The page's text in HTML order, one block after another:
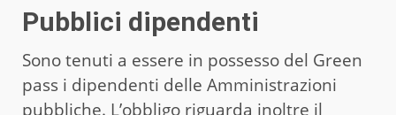
Pubblici dipendenti
Sono tenuti a essere in possesso del Green
pass i dipendenti delle Amministrazioni
pubbliche. L’obbligo riguarda inoltre il